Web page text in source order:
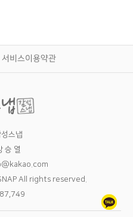
서비스이용약관
스냅
승 열
All rights reserved.